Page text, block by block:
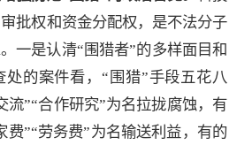
批权和资金分配权，是不法分子
一是认清“围猎者”的多样面目和
的案件看，“围猎”手段五花八
流”“合作研究”为名拉拢腐蚀，有
费”“劳务费”为名输送利益，有的